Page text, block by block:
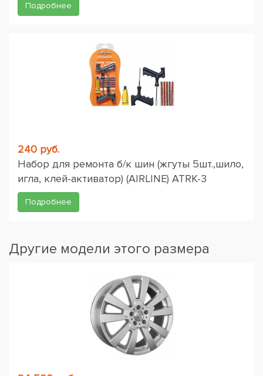
Подробнее
240 руб.
Набор для ремонта б/к шин (жгуты 5шт.,шило,
игла, клей-активатор) (AIRLINE) ATRK-3
Подробнее
Другие модели этого размера